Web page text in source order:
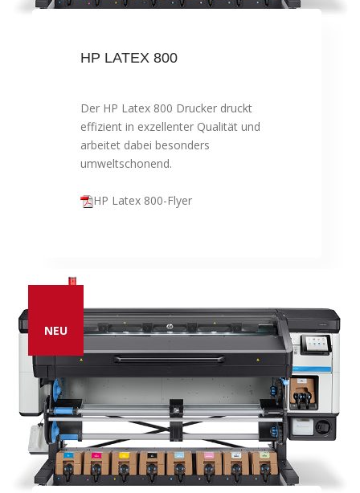
HP LATEX 800
Der HP Latex 800 Drucker druckt
effizient in exzellenter Qualität und
arbeitet dabei besonders
umweltschonend.
HP Latex 800-Flyer
NEU